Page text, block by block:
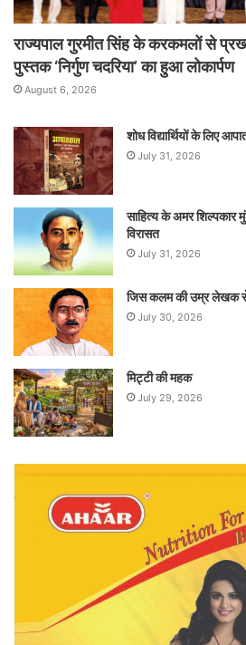
राज्यपाल गुरमीत सिंह के करकमलों से
पुस्तक ‘निर्गुण चदरिया’ का हुआ लोकार्पण
August 6, 2026
शोध विद्यार्थियों के लिए
July 31, 2026
साहित्य के अमर
विरासत
July 31, 2026
जिस कलम की उम्र लेखक से
July 30, 2026
मिट्टी की महक
July 29, 2026